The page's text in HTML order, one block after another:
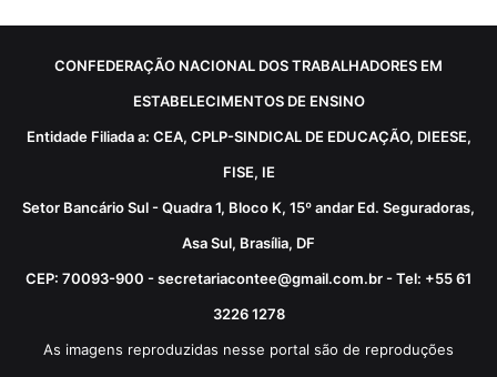
CONFEDERAÇÃO NACIONAL DOS TRABALHADORES EM
ESTABELECIMENTOS DE ENSINO
Entidade Filiada a: CEA, CPLP-SINDICAL DE EDUCAÇÃO, DIEESE,
FISE, IE
Setor Bancário Sul - Quadra 1, Bloco K, 15º andar Ed. Seguradoras,
Asa Sul, Brasília, DF
CEP: 70093-900 - secretariacontee@gmail.com.br - Tel: +55 61
3226 1278
As imagens reproduzidas nesse portal são de reproduções